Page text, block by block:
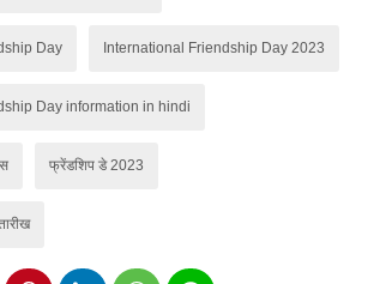
Day International Friendship Day 2023
Day information in hindi
फ्रेंडशिप डे 2023